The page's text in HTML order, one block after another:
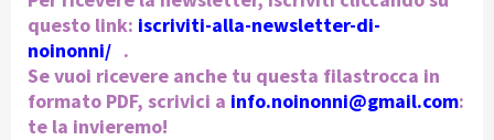
questo link: iscriviti-alla-newsletter-di-
noinonni/ .
Se vuoi ricevere anche tu questa filastrocca in
formato PDF, scrivici a info.noinonni@gmail.com:
te la invieremo!